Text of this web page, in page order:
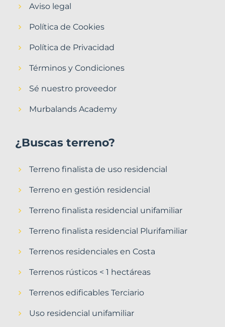
Aviso legal
Política de Cookies
Política de Privacidad
Términos y Condiciones
Sé nuestro proveedor
Murbalands Academy
¿Buscas terreno?
Terreno finalista de uso residencial
Terreno en gestión residencial
Terreno finalista residencial unifamiliar
Terreno finalista residencial Plurifamiliar
Terrenos residenciales en Costa
Terrenos rústicos < 1 hectáreas
Terrenos edificables Terciario
Uso residencial unifamiliar